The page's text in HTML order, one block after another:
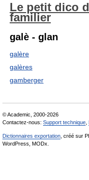
Le petit dico
familier
galè - glan
galère
galères
gamberger
© Academic, 2000-2026
Contactez-nous: Support technique
Dictionnaires exportation , créé sur
WordPress, MODx.